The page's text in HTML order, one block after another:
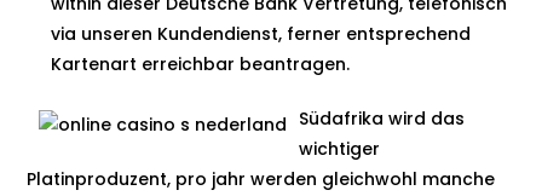
via unseren Kundendienst, ferner entsprechend
Kartenart erreichbar beantragen.
Südafrika wird das
wichtiger
Platinproduzent, pro jahr werden gleichwohl manche